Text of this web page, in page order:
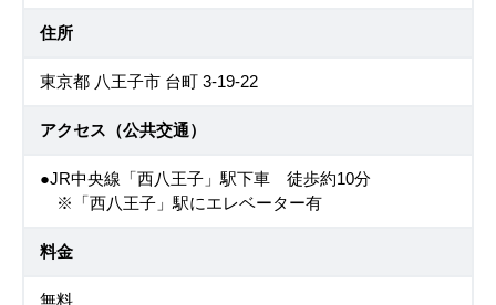
住所
東京都 八王子市 台町 3-19-22
アクセス（公共交通）
●JR中央線「西八王子」駅下車 徒歩約10分
※「西八王子」駅にエレベーター有
料金
無料